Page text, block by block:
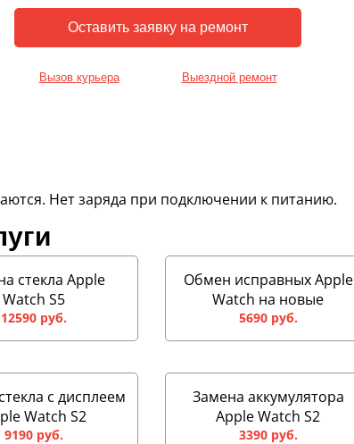
Вызов курьера Выездной ремонт
Нет заряда при подключении к питанию.
стекла Apple
Watch S5
12590 руб.
Обмен исправных Apple
Watch на новые
5690 руб.
с дисплеем
Watch S2
9190 руб.
Замена аккумулятора
Apple Watch S2
3390 руб.